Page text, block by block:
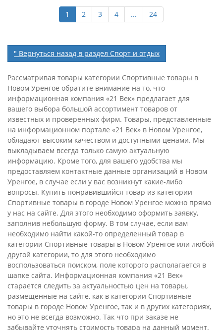
1 2 3 4 ... 24
" Вернуться назад в раздел Спорт и отдых
Рассматривая товары категории Спортивные товары в
Новом Уренгое обратите внимание на то, что
информационная компания «21 Век» предлагает для
вашего выбора большой ассортимент товаров от
известных и проверенных фирм. Товары, представленные
на информационном портале «21 Век» в Новом Уренгое,
обладают высоким качеством и доступными ценами. Мы
выкладываем всегда только самую актуальную
информацию. Кроме того, для вашего удобства мы
предоставляем контактные данные организаций в Новом
Уренгое, в случае если у вас возникнут какие-либо
вопросы. Купить понравившийся товар из категории
Спортивные товары в городе Новом Уренгое можно прямо
у нас на сайте. Для этого необходимо оформить заявку,
заполнив небольшую форму. В том случае, если вам
необходимо найти какой-то определенный товар в
категории Спортивные товары в Новом Уренгое или любой
другой категории, то для этого необходимо
воспользоваться поиском, поле которого располагается в
шапке сайта. Информационная компания «21 Век»
старается следить за актуальностью цен на товары,
размещенные на сайте, как в категории Спортивные
товары в городе Новом Уренгое, так и в других категориях,
но это не всегда возможно. Так что при заказе не
забывайте уточнять стоимость товара на данный момент.